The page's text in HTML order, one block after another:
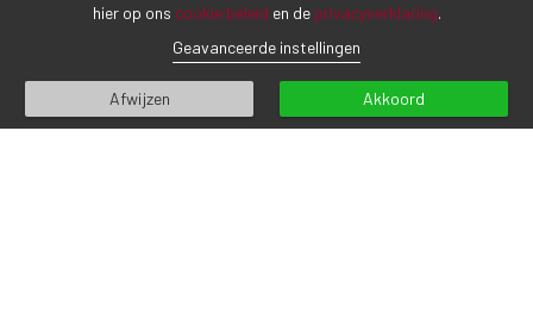
Sluispolderweg 7
1817 BM Alkmaar
hier op ons cookie beleid en de privacyverklaring.
Geavanceerde instellingen
Afwijzen Akkoord